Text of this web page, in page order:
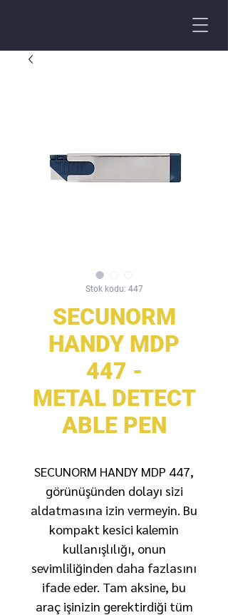
Stok kodu: 447
SECUNORM
HANDY MDP
447 -
METAL DETECT
ABLE PEN
SECUNORM HANDY MDP 447,
görünüşünden dolayı sizi
aldatmasına izin vermeyin. Bu
kompakt kesici kalemin
kullanışlılığı, onun
sevimliliğinden daha fazlasını
ifade eder. Tam aksine, bu
araç işinizin gerektirdiği tüm